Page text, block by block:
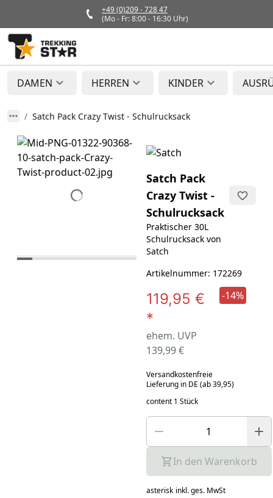
+49 (0)209 - 728 47
(Mo - Fr: 8:00 - 16:30 Uhr)
DAMEN HERREN KINDER
Satch Pack Crazy Twist - Schulrucksack
Satch Pack
Crazy Twist -
Schulrucksack
Praktischer 30L
Schulrucksack von
Satch
Artikelnummer: 172269
119,95 €
*
ehem. UVP
139,99 €
-14%
Versandkostenfreie
Lieferung in DE (ab 39,95)
content 1 Stück
In den Warenkorb
asterisk inkl. ges. MwSt